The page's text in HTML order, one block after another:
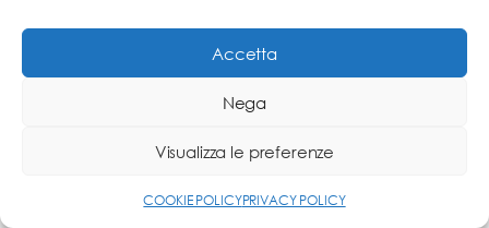
Accetta
Nega
Visualizza le preferenze
COOKIE POLICYPRIVACY POLICY